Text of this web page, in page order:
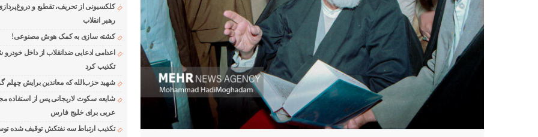
کلکسیونی از تحریف، تقطیع و
رهبر انقلاب
کشته سازی به کمک هوش مصنوعی!
اعدامی ادعایی ضدانقلاب از داخل خودرو
تکذیب کرد
شهید حزب‌الله که معاندین برایش چهلم
شایعه سکوت لاریجانی پس از استفاده
عربی برای خلیج فارس
تکذیب ارتباط سه نفتکش توقیف شده